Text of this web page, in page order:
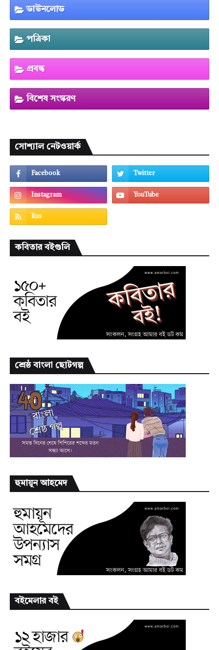
ডাউনলোড
পত্রিকা
প্রবন্ধ
বিশেষ সংস্করণ
সোশ্যাল নেটওয়ার্ক
কবিতার বইগুলি
শ্রেষ্ঠ বাংলা ছোটগল্প
হুমায়ূন আহমেদ
বইমেলার বই